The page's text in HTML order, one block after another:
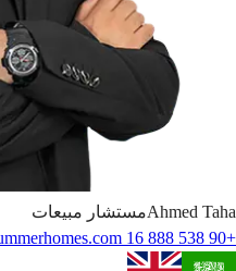
Ahmed Taha
مستشار مبيعات
+90 538 888 16 16